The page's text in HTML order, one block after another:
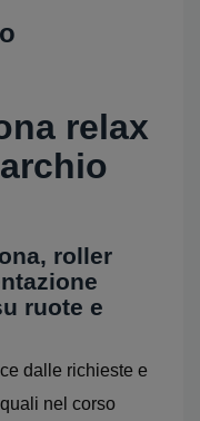
relax
roller
ruote e
dalle richieste e
nel corso